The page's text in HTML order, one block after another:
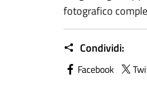
fotografico
Condividi:
Facebook